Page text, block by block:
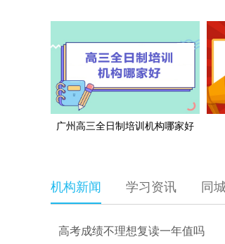
广州高三全日制培训机构哪家好
机构新闻 学习资讯 同
高考成绩不理想复读一年值吗